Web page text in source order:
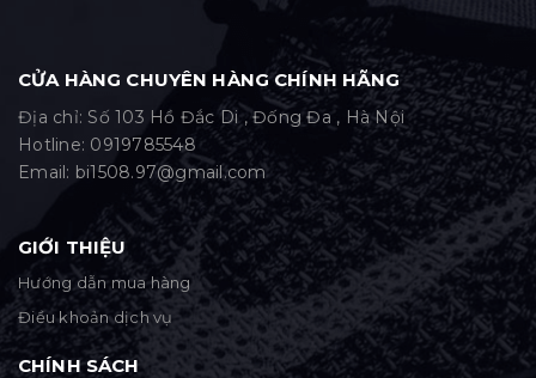
CỬA HÀNG CHUYÊN HÀNG CHÍNH HÃNG
Địa chỉ: Số 103 Hồ Đắc Di , Đống Đa , Hà Nội
Hotline: 0919785548
Email: bi1508.97@gmail.com
GIỚI THIỆU
Hướng dẫn mua hàng
Điều khoản dịch vụ
CHÍNH SÁCH